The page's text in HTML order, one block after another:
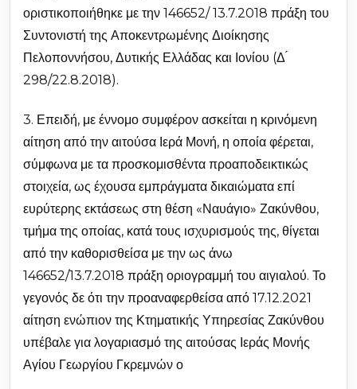
οριστικοποιήθηκε με την 146652/ 13.7.2018 πράξη του
Συντονιστή της Αποκεντρωμένης Διοίκησης
Πελοποννήσου, Δυτικής Ελλάδας και Ιονίου (Δ ́
298/22.8.2018).
3. Επειδή, με έννομο συμφέρον ασκείται η κρινόμενη
αίτηση από την αιτούσα Ιερά Μονή, η οποία φέρεται,
σύμφωνα με τα προσκομισθέντα προαποδεικτικώς
στοιχεία, ως έχουσα εμπράγματα δικαιώματα επί
ευρύτερης εκτάσεως στη θέση «Ναυάγιο» Ζακύνθου,
τμήμα της οποίας, κατά τους ισχυρισμούς της, θίγεται
από την καθορισθείσα με την ως άνω
146652/13.7.2018 πράξη οριογραμμή του αιγιαλού. Το
γεγονός δε ότι την προαναφερθείσα από 17.12.2021
αίτηση ενώπιον της Κτηματικής Υπηρεσίας Ζακύνθου
υπέβαλε για λογαριασμό της αιτούσας Ιεράς Μονής
Αγίου Γεωργίου Γκρεμνών ο